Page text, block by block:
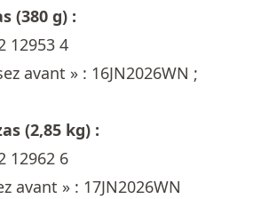
(380 g) :
12953 4
avant » : 16JN2026WN ;
(2,85 kg) :
12962 6
avant » : 17JN2026WN